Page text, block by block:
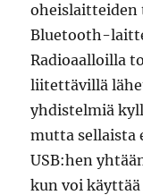
oheislaitteiden
Bluetooth-
Radioaalloilla
liitettävillä
yhdistelmiä
mutta sellaista
USB:hen
kun voi